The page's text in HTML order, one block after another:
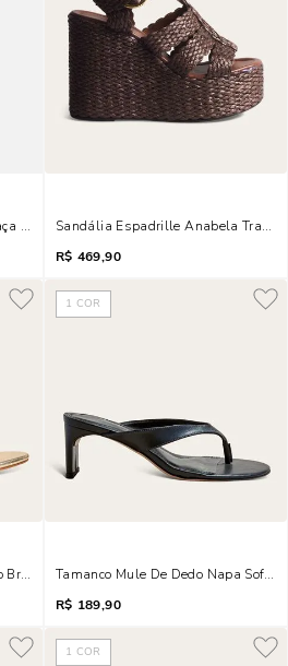
Metalizada Dourada
Sandália Espadrille Anabela
R$ 469,90
Brilho Strass Salto Fino Dourado
1 COR
Tamanco Mule De Dedo Napa Soft
R$ 189,90
1 COR